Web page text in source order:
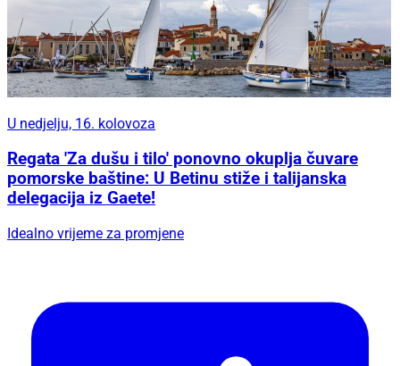
U nedjelju, 16. kolovoza
Regata 'Za dušu i tilo' ponovno okuplja čuvare
pomorske baštine: U Betinu stiže i talijanska
delegacija iz Gaete!
Idealno vrijeme za promjene